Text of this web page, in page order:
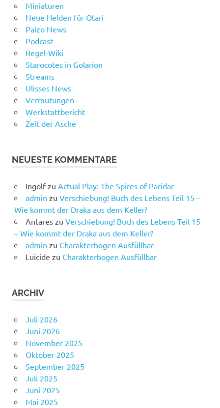
Miniaturen
Neue Helden für Otari
Paizo News
Podcast
Regel-Wiki
Starocotes in Golarion
Streams
Ulisses News
Vermutungen
Werkstattbericht
Zeit der Asche
NEUESTE KOMMENTARE
Ingolfzu Actual Play: The Spires of Paridar
admin zu Verschiebung! Buch des Lebens Teil 15 –
Wie kommt der Draka aus dem Keller?
Antareszu Verschiebung! Buch des Lebens Teil 15
– Wie kommt der Draka aus dem Keller?
admin zu Charakterbogen Ausfüllbar
Luicide zu Charakterbogen Ausfüllbar
ARCHIV
Juli 2026
Juni 2026
November 2025
Oktober 2025
September 2025
Juli 2025
Juni 2025
Mai 2025